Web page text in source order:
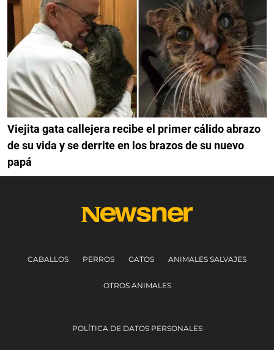
Viejita gata callejera recibe el primer cálido abrazo
de su vida y se derrite en los brazos de su nuevo
papá
CABALLOS PERROS GATOS ANIMALES SALVAJES
OTROS ANIMALES
POLÍTICA DE DATOS PERSONALES